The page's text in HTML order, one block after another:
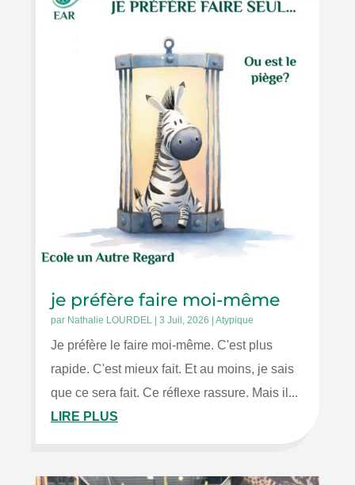
je préfère faire moi-même
par Nathalie LOURDEL | 3 Juil, 2026 | Atypique
Je préfère le faire moi-même. C'est plus
rapide. C'est mieux fait. Et au moins, je sais
que ce sera fait. Ce réflexe rassure. Mais il...
LIRE PLUS